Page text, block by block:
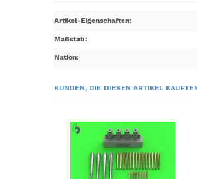
Artikel-Eigenschaften:
Maßstab:
Nation:
KUNDEN, DIE DIESEN ARTIKEL